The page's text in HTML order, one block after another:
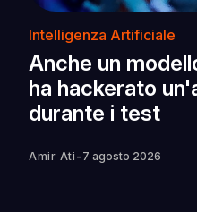
Intelligenza Artificiale
Anche un
ha hackerato
durante i test
Amir Ati -7 agosto 2026